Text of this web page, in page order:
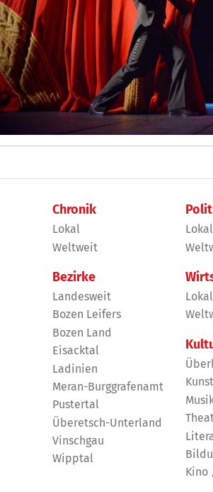
Chronik
Lokal
Weltweit
Bezirke
Landesweit
Bozen Leifers
Bozen Land
Eisacktal
Ladinien
Meran-Burggrafenamt
Pustertal
Überetsch-Unterland
Vinschgau
Wipptal
Lokal
Lokal
Kunst
Kino